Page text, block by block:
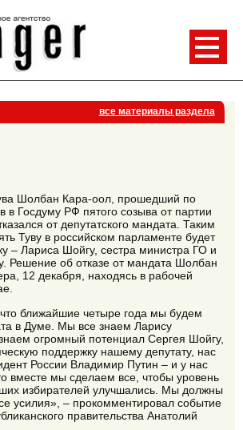
все материалы раздела
Шолбан Кара-оол, прошедший по
в Госдуму РФ пятого созыва от партии
от депутатского мандата. Таким
Туву в российском парламенте будет
– Лариса Шойгу, сестра министра ГО и
Решение об отказе от мандата Шолбан
12 декабря, находясь в рабочей
ближайшие четыре года мы будем
в Думе. Мы все знаем Ларису
огромный потенциал Сергея Шойгу,
поддержку нашему депутату, нас
России Владимир Путин – и у нас
вместе мы сделаем все, чтобы уровень
избирателей улучшались. Мы должны
усилия», – прокомментировал событие
правительства Анатолий